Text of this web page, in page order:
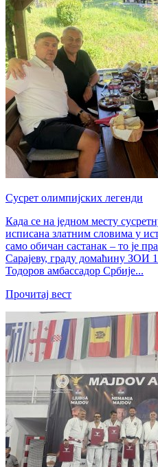
Сусрет олимпијских легенди
Када се на једном месту
исписана златним словима у
само обичан састанак – то је
Сарајеву, граду домаћину
Тодоров амбассадор Србије...
Прочитај вест